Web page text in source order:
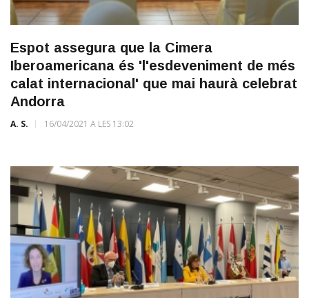
Espot assegura que la Cimera
Iberoamericana és 'l'esdeveniment de més
calat internacional' que mai haurà celebrat
Andorra
A. S. 16/04/2021 A LES 13:02